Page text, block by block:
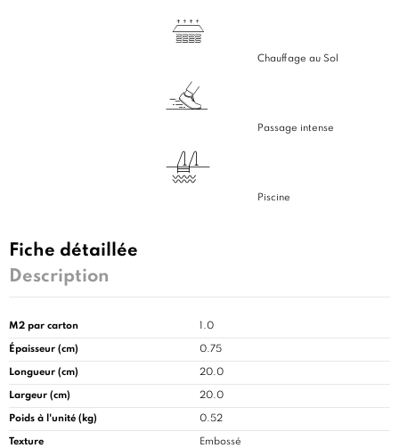
Chauffage au Sol
Passage intense
Piscine
Fiche détaillée
Description
M2 par carton 1.0
Épaisseur (cm) 0.75
Longueur (cm) 20.0
Largeur (cm) 20.0
Poids à l'unité (kg) 0.52
Texture Embossé